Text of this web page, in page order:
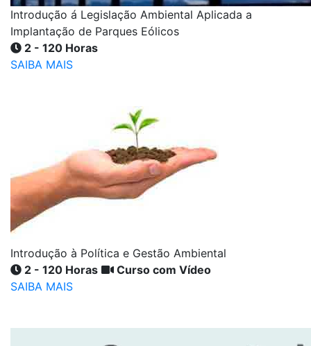
Introdução á Legislação Ambiental Aplicada a
Implantação de Parques Eólicos
2 - 120 Horas
SAIBA MAIS
Introdução à Política e Gestão Ambiental
2 - 120 Horas
Curso com Vídeo
SAIBA MAIS